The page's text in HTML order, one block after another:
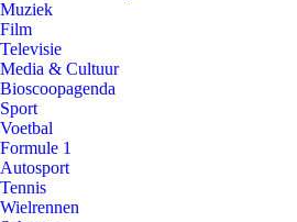
Muziek
Film
Televisie
Media & Cultuur
Bioscoopagenda
Sport
Voetbal
Formule 1
Autosport
Tennis
Wielrennen